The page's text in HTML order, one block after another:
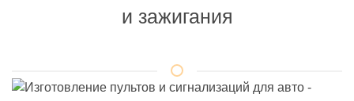
и зажигания